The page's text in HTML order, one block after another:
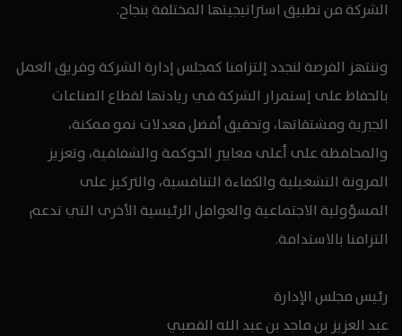
الشركة من تطبيق استراتيجيتها المختلفة بنجاح.
وننتهز الفرصة لنجدد إلتزامنا كمجلس إدارة الشركة وفريق العمل
بالحفاظ على إستمرار الشركة في ريادتها لقطاع الصناعات
الجيرية ومشتقاتها، وتحقيق أفضل معدلات نمو ممكنة،
والمحافظة على أعلى معايير الحوكمة والشفافية، وتعزيز
المرونة التشغيلية والكفاءة التنافسية، والتركيز على
المسؤولية الاجتماعية والعوامل الرئيسية الأخرى التي تدعم
التزامنا بالاستدامة.
رئيس مجلس الإدارة
عبد العزيز بن ماجد بن عبد الله القصبي